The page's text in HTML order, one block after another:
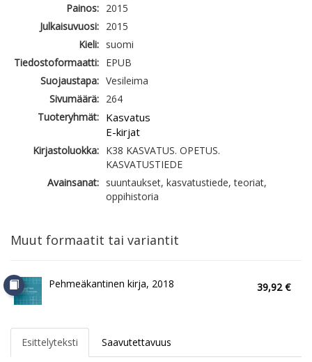
Painos: 2015
Julkaisuvuosi: 2015
Kieli: suomi
Tiedostoformaatti: EPUB
Suojaustapa: Vesileima
Sivumäärä: 264
Tuoteryhmät: Kasvatus
E-kirjat
Kirjastoluokka: K38 KASVATUS. OPETUS.
KASVATUSTIEDE
Avainsanat: suuntaukset, kasvatustiede, teoriat,
oppihistoria
Muut formaatit tai variantit
Pehmeäkantinen kirja, 2018 39,92 €
Esittelyteksti Saavutettavuus